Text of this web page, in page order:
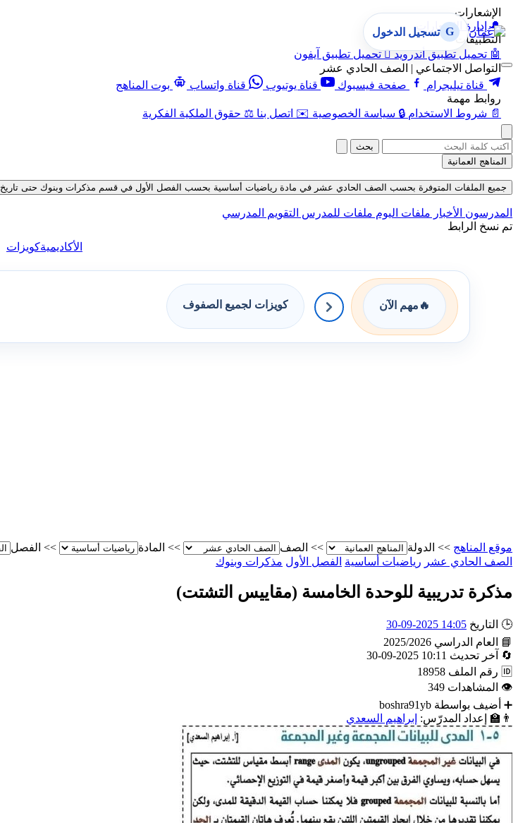
الإشعارات
🔔 إدارة الإشعارات
التطبيقات
🤖 تحميل تطبيق أندرويد  تحميل تطبيق آيفون
التواصل الاجتماعي | الصف الحادي عشر
قناة تيليجرام
صفحة فيسبوك قناة يوتيوب قناة واتساب
بوت المناهج
روابط مهمة
📄 شروط الاستخدام 🔒 سياسة الخصوصية ✉️ اتصل بنا ⚖️ حقوق الملكية الفكرية
G تسجيل الدخول
بحث
المناهج العمانية
جميع الملفات المتوفرة بحسب الصف الحادي عشر في مادة رياضيات أساسية بحسب الفصل الأول في قسم مذكرات وبنوك حتى تاريخ 08-08-2026
المدرسون الأخبار ملفات اليوم ملفات للمدرس التقويم المدرسي
تم نسخ الرابط
الأكاديميةكويزات
🔥 مهم الآن كويزات لجميع الصفوف
موقع المناهج >> الدولة >> الصف >> المادة >> الفصل
الصف الحادي عشر رياضيات أساسية الفصل الأول مذكرات وبنوك
مذكرة تدريبية للوحدة الخامسة (مقاييس التشتت)
🕒 التاريخ 14:05 2025-09-30
📘
العام الدراسي 2025/2026
🔄
آخر تحديث 10:11 2025-09-30
🆔 رقم الملف 18958
👁 المشاهدات 349
➕ أضيف بواسطة boshra91yb
👨‍🏫
إعداد المدرّس: إبراهيم السعدي